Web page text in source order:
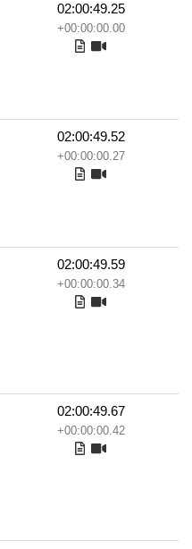
02:00:49.25
+00:00:00.00
02:00:49.52
+00:00:00.27
02:00:49.59
+00:00:00.34
02:00:49.67
+00:00:00.42